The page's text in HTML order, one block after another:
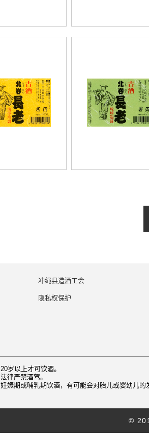
冲绳县造酒工会
隐私权保护
20岁以上才可饮酒。
法律严禁酒驾。
妊娠期或哺乳期饮酒，有可能会对胎儿或婴幼儿的
©